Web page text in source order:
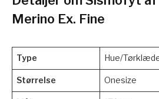
Merino Ex. Fine
Type Hue/
Størrelse Onesize